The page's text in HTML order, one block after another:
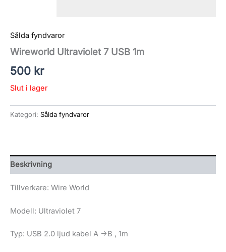
Sålda fyndvaror
Wireworld Ultraviolet 7 USB 1m
500 kr
Slut i lager
Kategori: Sålda fyndvaror
Beskrivning
Tillverkare: Wire World
Modell: Ultraviolet 7
Typ: USB 2.0 ljud kabel A ->B , 1m